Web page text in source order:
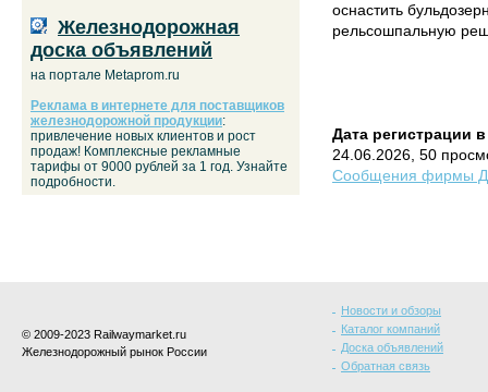
оснастить
рельсошпальную
Дата регистрации в
24.06.2026, 50
Сообщения фирмы
Железнодорожная
доска объявлений
на портале Metaprom.ru
Реклама в интернете для поставщиков
железнодорожной продукции:
привлечение новых клиентов и рост
продаж! Комплексные рекламные
тарифы от 9000 рублей за 1 год. Узнайте
подробности.
© 2009-2023 Railwaymarket.ru
Железнодорожный рынок России
Новости и обзоры
Каталог компаний
Доска объявлений
Обратная связь